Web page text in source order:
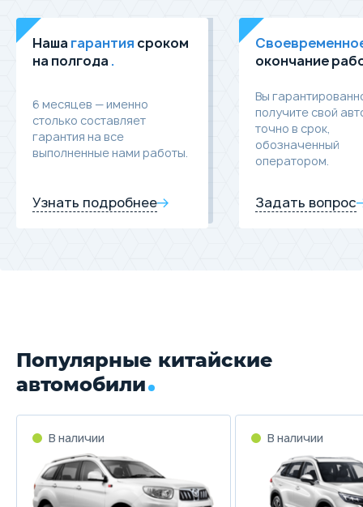
Наша гарантия сроком
на полгода .
6 месяцев — именно
столько составляет
гарантия на все
выполненные нами работы.
Узнать подробнее
окончание
Вы
получите свой
точно в срок,
обозначенный
оператором.
Задать вопрос
Популярные китайские
автомобили